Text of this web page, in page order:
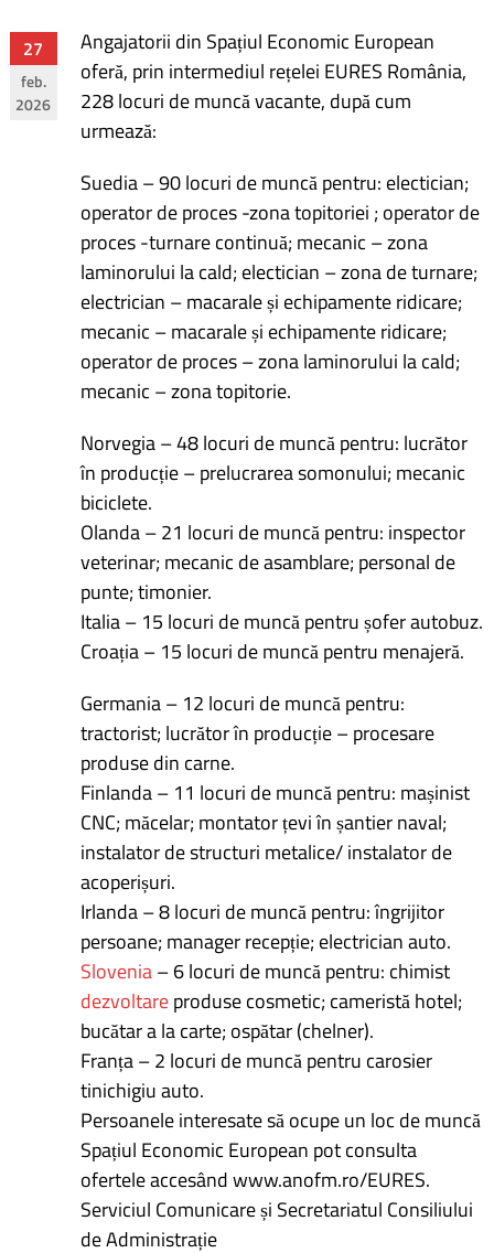
27
feb.
2026
Angajatorii din Spațiul Economic European
oferă, prin intermediul rețelei EURES România,
228 locuri de muncă vacante, după cum
urmează:
Suedia – 90 locuri de muncă pentru: electician;
operator de proces -zona topitoriei ; operator de
proces -turnare continuă; mecanic – zona
laminorului la cald; electician – zona de turnare;
electrician – macarale și echipamente ridicare;
mecanic – macarale și echipamente ridicare;
operator de proces – zona laminorului la cald;
mecanic – zona topitorie.
Norvegia – 48 locuri de muncă pentru: lucrător
în producție – prelucrarea somonului; mecanic
biciclete.
Olanda – 21 locuri de muncă pentru: inspector
veterinar; mecanic de asamblare; personal de
punte; timonier.
Italia – 15 locuri de muncă pentru șofer autobuz.
Croația – 15 locuri de muncă pentru menajeră.
Germania – 12 locuri de muncă pentru:
tractorist; lucrător în producție – procesare
produse din carne.
Finlanda – 11 locuri de muncă pentru: mașinist
CNC; măcelar; montator țevi în șantier naval;
instalator de structuri metalice/ instalator de
acoperișuri.
Irlanda – 8 locuri de muncă pentru: îngrijitor
persoane; manager recepție; electrician auto.
Slovenia– 6 locuri de muncă pentru: chimist
dezvoltareproduse cosmetic; cameristă hotel;
bucătar a la carte; ospătar (chelner).
Franța – 2 locuri de muncă pentru carosier
tinichigiu auto.
Persoanele interesate să ocupe un loc de muncă
Spațiul Economic European pot consulta
ofertele accesând www.anofm.ro/EURES.
Serviciul Comunicare și Secretariatul Consiliului
de Administrație
Navigare
în
articole